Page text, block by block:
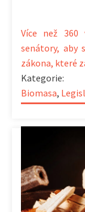
Více než 360
senátory, aby
zákona, které
Kategorie:
Biomasa,